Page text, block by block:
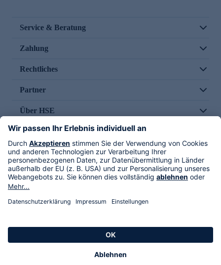
Service & Beratung
Zahlung
Rechtliches
Partner
Über HSE
Im TV
HSE International